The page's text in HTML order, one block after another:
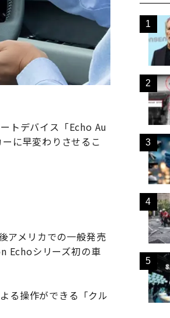
トデバイス「Echo Au
に早変わりさせるこ
アメリカでの一般発売
Echoシリーズ初の車
る操作ができる「クル